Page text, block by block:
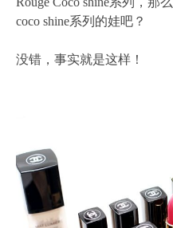
coco shine系列的娃吧？
没错，事实就是这样！